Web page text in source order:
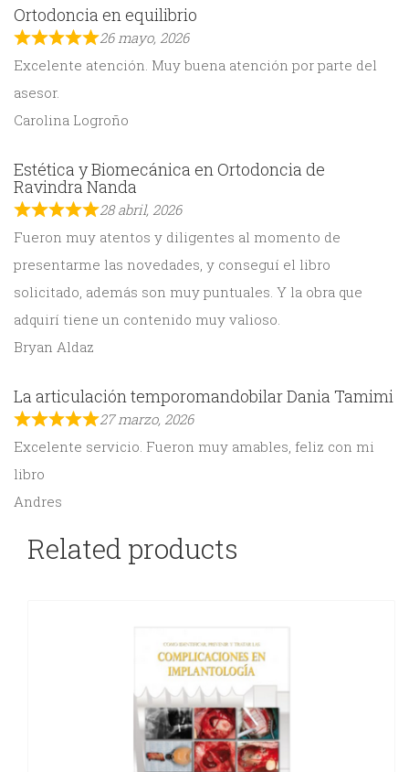
Ortodoncia en equilibrio
26 mayo, 2026
Excelente atención. Muy buena atención por parte del
asesor.
Carolina Logroño
Estética y Biomecánica en Ortodoncia de
Ravindra Nanda
28 abril, 2026
Fueron muy atentos y diligentes al momento de
presentarme las novedades, y conseguí el libro
solicitado, además son muy puntuales. Y la obra que
adquirí tiene un contenido muy valioso.
Bryan Aldaz
La articulación temporomandobilar Dania Tamimi
27 marzo, 2026
Excelente servicio. Fueron muy amables, feliz con mi
libro
Andres
Related products